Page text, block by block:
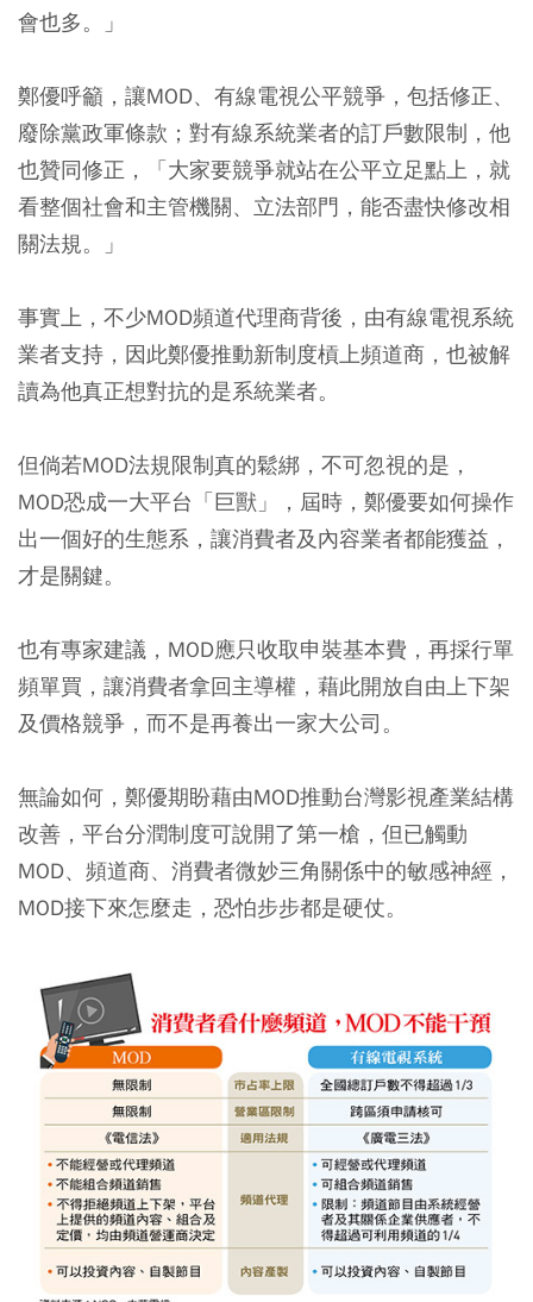
會也多。」
鄭優呼籲，讓MOD、有線電視公平競爭，包括修正、
廢除黨政軍條款；對有線系統業者的訂戶數限制，他
也贊同修正，「大家要競爭就站在公平立足點上，就
看整個社會和主管機關、立法部門，能否盡快修改相
關法規。」
事實上，不少MOD頻道代理商背後，由有線電視系統
業者支持，因此鄭優推動新制度槓上頻道商，也被解
讀為他真正想對抗的是系統業者。
但倘若MOD法規限制真的鬆綁，不可忽視的是，
MOD恐成一大平台「巨獸」，屆時，鄭優要如何操作
出一個好的生態系，讓消費者及內容業者都能獲益，
才是關鍵。
也有專家建議，MOD應只收取申裝基本費，再採行單
頻單買，讓消費者拿回主導權，藉此開放自由上下架
及價格競爭，而不是再養出一家大公司。
無論如何，鄭優期盼藉由MOD推動台灣影視產業結構
改善，平台分潤制度可說開了第一槍，但已觸動
MOD、頻道商、消費者微妙三角關係中的敏感神經，
MOD接下來怎麼走，恐怕步步都是硬仗。